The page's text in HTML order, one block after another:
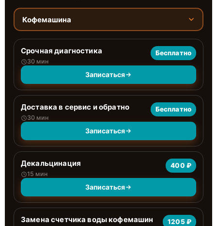
Кофемашина
Срочная диагностика
30 мин
Бесплатно
Записаться
Доставка в сервис и обратно
30 мин
Бесплатно
Записаться
Декальцинация
15 мин
400 ₽
Записаться
Замена счетчика воды кофемашин 1205 ₽